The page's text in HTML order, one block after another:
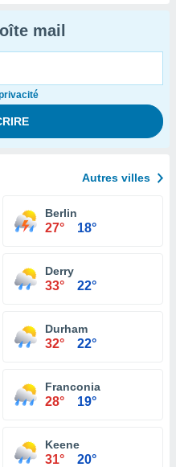
mail
Autres villes
Berlin
27° 18°
Derry
33° 22°
Durham
32° 22°
Franconia
28° 19°
Keene
31° 20°